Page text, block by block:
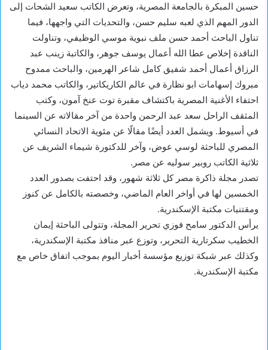
حسين المبكرة بالجامعة المصرية، وتعرض الكاتب سعيد الشحات إلى
الدور المهم الذي لعبه سليم حسن، والتحديات التي واجهها، فيما
تناول الباحث أحمد حسن ملف نبوية موسي الوظيفي، وتناولت
الناقدة إخلاص عطا الله أعمال يوسف جوهر، والكاتبة زينب عبد
الرزاق أعمال أحمد شفيق كامل شاعر الهرمين، والباحث ممدوح
مبروك إسهامات ابو نظارة في عالم الكاريكاتير، والكاتب محمد دياب
احتفاء الأغنية المصرية باكتشاف مقبرة توت عنخ آمون، وكتب
المثقف الراحل سعد عبد الرحمن واحدة من آخر مقالاته عن السينما
في أسيوط. ويشمل العدد أيضًا مقالًا عن مئوية الاتحاد النسائي
المصري للباحثة لوسي عوض، وآخر للدكتورة شيماء الشريف عن
ثلاثية الكاتب روبير سوليه عن مصر.
تصدر مجلة ذاكرة مصر كل ثلاثة شهور، وقد احتفت بصدور العدد
الخمسين لها في أواخر العام الماضي، وخصصته بالكامل عن كنوز
ومقتنيات مكتبة الإسكندرية.
يرأس الدكتور سامح فوزي تحرير المجلة، وتتولى الباحثة إيمان
الخطيب سكرتارية التحرير، وتوزع عبر منافذ مكتبة الإسكندرية،
وكذلك عبر شبكة توزيع مؤسسة أخبار اليوم بموجب اتفاق خاص مع
مكتبة الإسكندرية.